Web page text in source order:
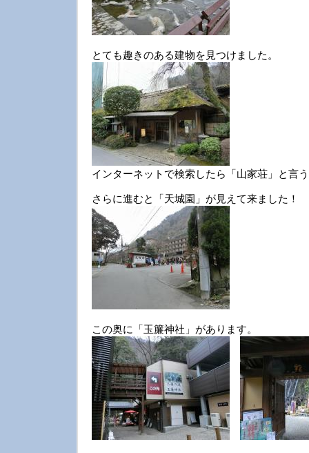
とても趣きのある建物を見つけました。
インターネットで検索したら「山家荘」と言
さらに進むと「天城園」が見えて来ました！
この奥に「玉簾神社」があります。